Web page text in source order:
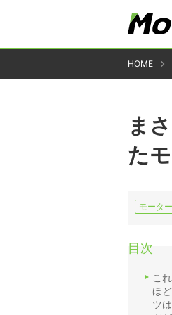
HOME
ま
た
モータ
目次
こ
ほ
ツ